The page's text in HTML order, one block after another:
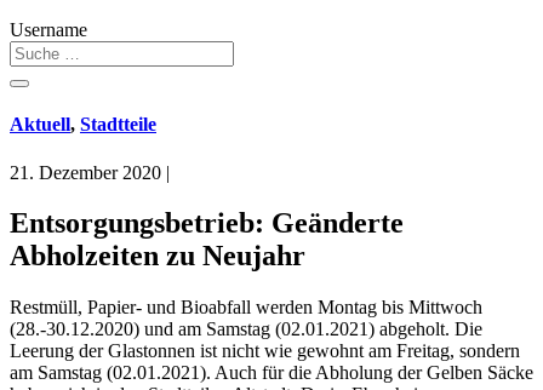
Username
Aktuell, Stadtteile
21. Dezember 2020 |
Entsorgungsbetrieb: Geänderte
Abholzeiten zu Neujahr
Restmüll, Papier- und Bioabfall werden Montag bis Mittwoch
(28.-30.12.2020) und am Samstag (02.01.2021) abgeholt. Die
Leerung der Glastonnen ist nicht wie gewohnt am Freitag, sondern
am Samstag (02.01.2021). Auch für die Abholung der Gelben Säcke